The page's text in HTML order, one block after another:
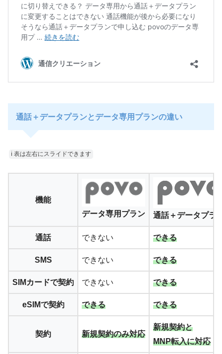
通話＋データプランとデータ専用プランの違い
ℹ︎ 表は左右にスライドできます
機能
データ専用プラン
通話＋データプラ
通話 できない できる
SMS できない できる
SIMカードで契約 できない できる
eSIMで契約 できる できる
契約 新規契約のみ対応
新規契約と
MNP転入に対応